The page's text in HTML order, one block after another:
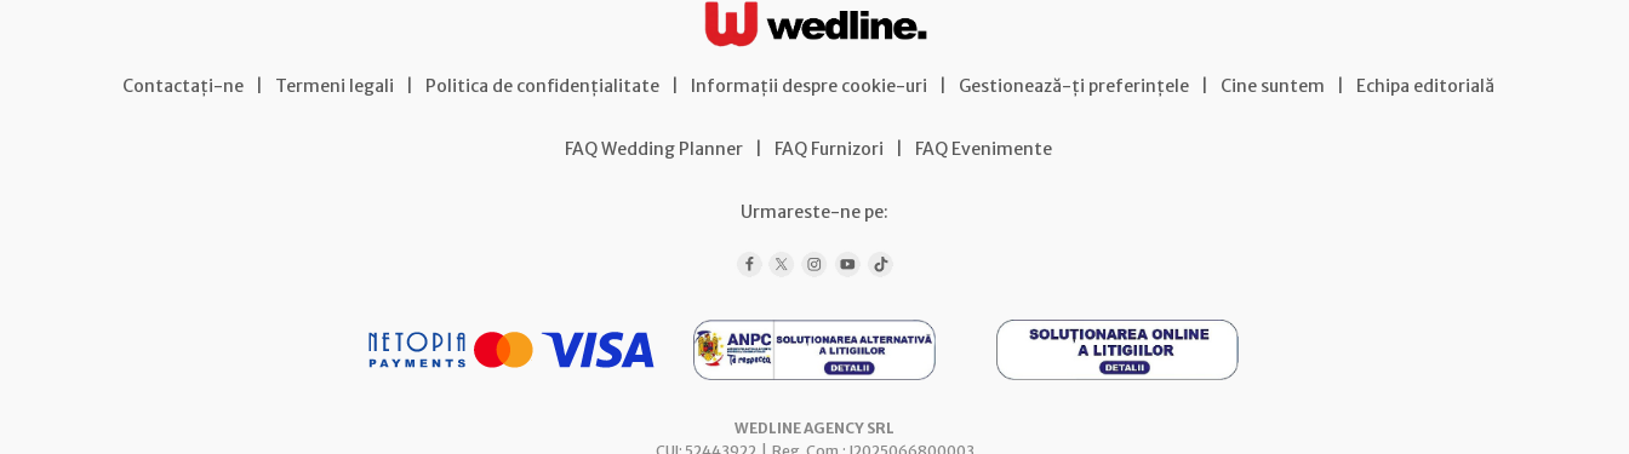
Contactați-ne Termeni legali Politica de confidențialitate Informații despre cookie-uri Gestionează-ți preferințele Cine suntem Echipa editorială
FAQ Wedding Planner FAQ Furnizori FAQ Evenimente
Urmareste-ne pe:
WEDLINE AGENCY SRL